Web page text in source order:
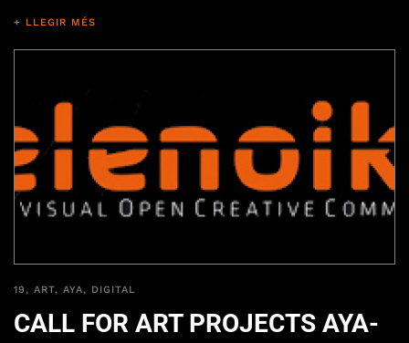
+ LLEGIR MÉS
19, ART, AYA, DIGITAL
CALL FOR ART PROJECTS AYA-